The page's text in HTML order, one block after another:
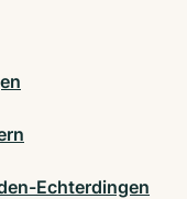
Echterdingen